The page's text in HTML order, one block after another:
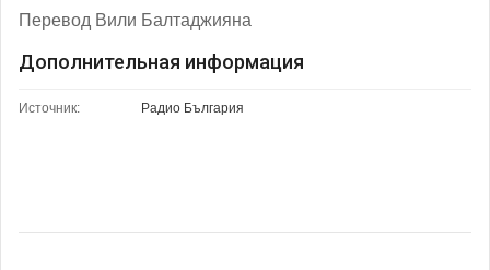
Перевод Вили Балтаджияна
Дополнительная информация
Источник: Радио България